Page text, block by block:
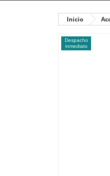
Inicio
Despacho
inmediato